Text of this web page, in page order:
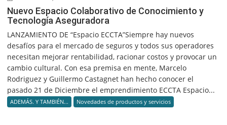
Nuevo Espacio Colaborativo de Conocimiento y
Tecnología Aseguradora
LANZAMIENTO DE “Espacio ECCTA”Siempre hay nuevos
desafíos para el mercado de seguros y todos sus operadores
necesitan mejorar rentabilidad, racionar costos y provocar un
cambio cultural. Con esa premisa en mente, Marcelo
Rodriguez y Guillermo Castagnet han hecho conocer el
pasado 21 de Diciembre el emprendimiento ECCTA Espacio...
ADEMÁS. Y TAMBIÉN... Novedades de productos y servicios